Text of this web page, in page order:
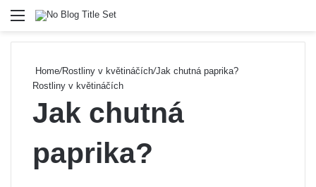
Menu
Home/Rostliny v květináčích/Jak chutná paprika?
Rostliny v květináčích
Jak chutná
paprika?